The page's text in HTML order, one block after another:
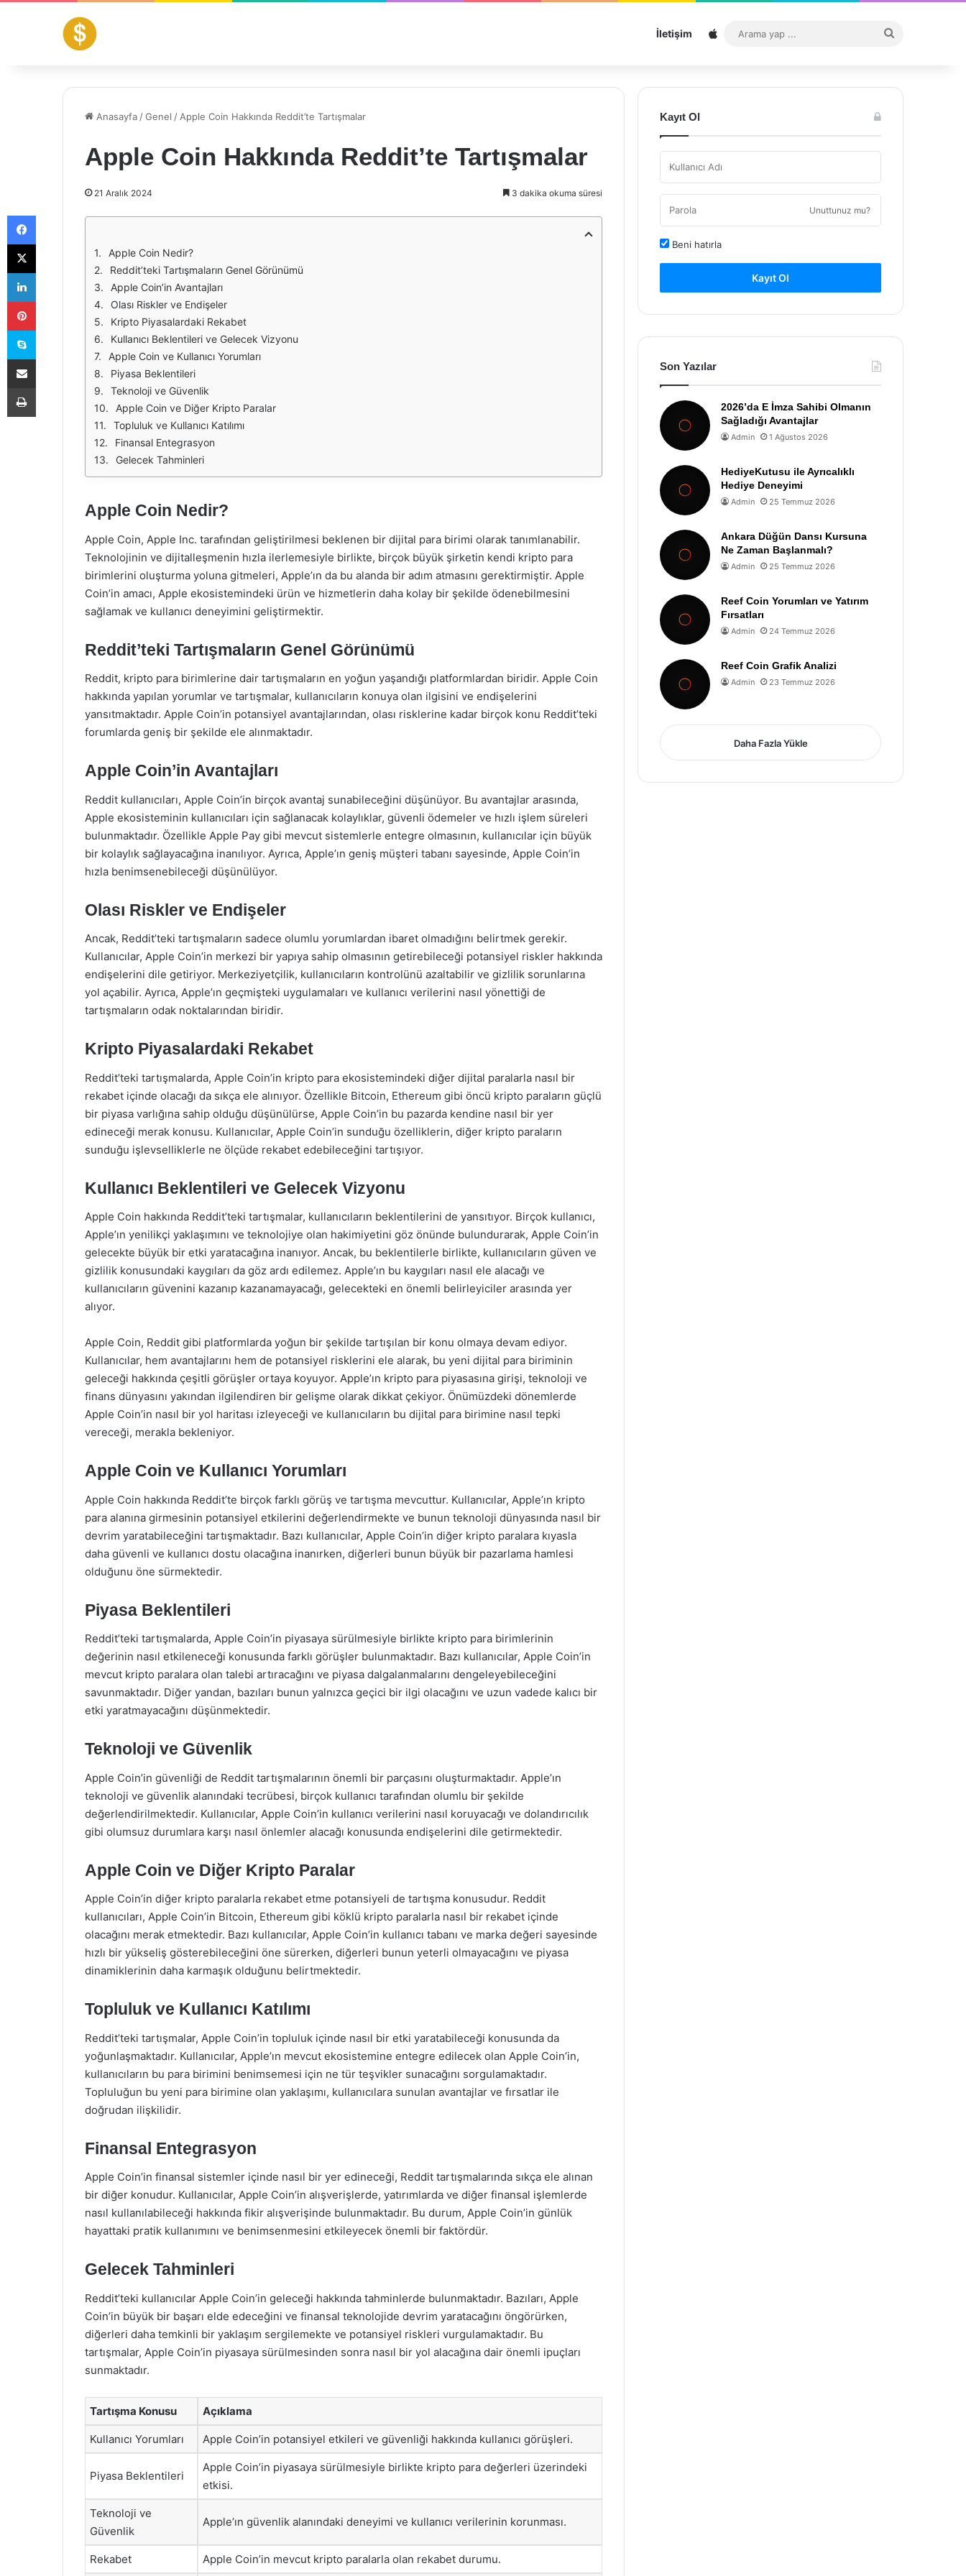
İletişim Sitemap
...
Anasayfa /Genel / Apple Coin Hakkında Reddit’te Tartışmalar
Apple Coin Hakkında Reddit’te Tartışmalar
21 Aralık 2024 3 dakika okuma süresi
Apple Coin Nedir?
Reddit’teki Tartışmaların Genel Görünümü
Apple Coin’in Avantajları
Olası Riskler ve Endişeler
Kripto Piyasalardaki Rekabet
Kullanıcı Beklentileri ve Gelecek Vizyonu
Apple Coin ve Kullanıcı Yorumları
Piyasa Beklentileri
Teknoloji ve Güvenlik
Apple Coin ve Diğer Kripto Paralar
Topluluk ve Kullanıcı Katılımı
Finansal Entegrasyon
Gelecek Tahminleri
Apple Coin Nedir?
Apple Coin, Apple Inc. tarafından geliştirilmesi beklenen bir dijital para birimi olarak tanımlanabilir.
Teknolojinin ve dijitalleşmenin hızla ilerlemesiyle birlikte, birçok büyük şirketin kendi kripto para
birimlerini oluşturma yoluna gitmeleri, Apple’ın da bu alanda bir adım atmasını gerektirmiştir. Apple
Coin’in amacı, Apple ekosistemindeki ürün ve hizmetlerin daha kolay bir şekilde ödenebilmesini
sağlamak ve kullanıcı deneyimini geliştirmektir.
Reddit’teki Tartışmaların Genel Görünümü
Reddit, kripto para birimlerine dair tartışmaların en yoğun yaşandığı platformlardan biridir. Apple Coin
hakkında yapılan yorumlar ve tartışmalar, kullanıcıların konuya olan ilgisini ve endişelerini
yansıtmaktadır. Apple Coin’in potansiyel avantajlarından, olası risklerine kadar birçok konu Reddit’teki
forumlarda geniş bir şekilde ele alınmaktadır.
Apple Coin’in Avantajları
Reddit kullanıcıları, Apple Coin’in birçok avantaj sunabileceğini düşünüyor. Bu avantajlar arasında,
Apple ekosisteminin kullanıcıları için sağlanacak kolaylıklar, güvenli ödemeler ve hızlı işlem süreleri
bulunmaktadır. Özellikle Apple Pay gibi mevcut sistemlerle entegre olmasının, kullanıcılar için büyük
bir kolaylık sağlayacağına inanılıyor. Ayrıca, Apple’ın geniş müşteri tabanı sayesinde, Apple Coin’in
hızla benimsenebileceği düşünülüyor.
Olası Riskler ve Endişeler
Ancak, Reddit’teki tartışmaların sadece olumlu yorumlardan ibaret olmadığını belirtmek gerekir.
Kullanıcılar, Apple Coin’in merkezi bir yapıya sahip olmasının getirebileceği potansiyel riskler hakkında
endişelerini dile getiriyor. Merkeziyetçilik, kullanıcıların kontrolünü azaltabilir ve gizlilik sorunlarına
yol açabilir. Ayrıca, Apple’ın geçmişteki uygulamaları ve kullanıcı verilerini nasıl yönettiği de
tartışmaların odak noktalarından biridir.
Kripto Piyasalardaki Rekabet
Reddit’teki tartışmalarda, Apple Coin’in kripto para ekosistemindeki diğer dijital paralarla nasıl bir
rekabet içinde olacağı da sıkça ele alınıyor. Özellikle Bitcoin, Ethereum gibi öncü kripto paraların güçlü
bir piyasa varlığına sahip olduğu düşünülürse, Apple Coin’in bu pazarda kendine nasıl bir yer
edineceği merak konusu. Kullanıcılar, Apple Coin’in sunduğu özelliklerin, diğer kripto paraların
sunduğu işlevselliklerle ne ölçüde rekabet edebileceğini tartışıyor.
Kullanıcı Beklentileri ve Gelecek Vizyonu
Apple Coin hakkında Reddit’teki tartışmalar, kullanıcıların beklentilerini de yansıtıyor. Birçok kullanıcı,
Apple’ın yenilikçi yaklaşımını ve teknolojiye olan hakimiyetini göz önünde bulundurarak, Apple Coin’in
gelecekte büyük bir etki yaratacağına inanıyor. Ancak, bu beklentilerle birlikte, kullanıcıların güven ve
gizlilik konusundaki kaygıları da göz ardı edilemez. Apple’ın bu kaygıları nasıl ele alacağı ve
kullanıcıların güvenini kazanıp kazanamayacağı, gelecekteki en önemli belirleyiciler arasında yer
alıyor.
Apple Coin, Reddit gibi platformlarda yoğun bir şekilde tartışılan bir konu olmaya devam ediyor.
Kullanıcılar, hem avantajlarını hem de potansiyel risklerini ele alarak, bu yeni dijital para biriminin
geleceği hakkında çeşitli görüşler ortaya koyuyor. Apple’ın kripto para piyasasına girişi, teknoloji ve
finans dünyasını yakından ilgilendiren bir gelişme olarak dikkat çekiyor. Önümüzdeki dönemlerde
Apple Coin’in nasıl bir yol haritası izleyeceği ve kullanıcıların bu dijital para birimine nasıl tepki
vereceği, merakla bekleniyor.
Apple Coin ve Kullanıcı Yorumları
Apple Coin hakkında Reddit’te birçok farklı görüş ve tartışma mevcuttur. Kullanıcılar, Apple’ın kripto
para alanına girmesinin potansiyel etkilerini değerlendirmekte ve bunun teknoloji dünyasında nasıl bir
devrim yaratabileceğini tartışmaktadır. Bazı kullanıcılar, Apple Coin’in diğer kripto paralara kıyasla
daha güvenli ve kullanıcı dostu olacağına inanırken, diğerleri bunun büyük bir pazarlama hamlesi
olduğunu öne sürmektedir.
Piyasa Beklentileri
Reddit’teki tartışmalarda, Apple Coin’in piyasaya sürülmesiyle birlikte kripto para birimlerinin
değerinin nasıl etkileneceği konusunda farklı görüşler bulunmaktadır. Bazı kullanıcılar, Apple Coin’in
mevcut kripto paralara olan talebi artıracağını ve piyasa dalgalanmalarını dengeleyebileceğini
savunmaktadır. Diğer yandan, bazıları bunun yalnızca geçici bir ilgi olacağını ve uzun vadede kalıcı bir
etki yaratmayacağını düşünmektedir.
Teknoloji ve Güvenlik
Apple Coin’in güvenliği de Reddit tartışmalarının önemli bir parçasını oluşturmaktadır. Apple’ın
teknoloji ve güvenlik alanındaki tecrübesi, birçok kullanıcı tarafından olumlu bir şekilde
değerlendirilmektedir. Kullanıcılar, Apple Coin’in kullanıcı verilerini nasıl koruyacağı ve dolandırıcılık
gibi olumsuz durumlara karşı nasıl önlemler alacağı konusunda endişelerini dile getirmektedir.
Apple Coin ve Diğer Kripto Paralar
Apple Coin’in diğer kripto paralarla rekabet etme potansiyeli de tartışma konusudur. Reddit
kullanıcıları, Apple Coin’in Bitcoin, Ethereum gibi köklü kripto paralarla nasıl bir rekabet içinde
olacağını merak etmektedir. Bazı kullanıcılar, Apple Coin’in kullanıcı tabanı ve marka değeri sayesinde
hızlı bir yükseliş gösterebileceğini öne sürerken, diğerleri bunun yeterli olmayacağını ve piyasa
dinamiklerinin daha karmaşık olduğunu belirtmektedir.
Topluluk ve Kullanıcı Katılımı
Reddit’teki tartışmalar, Apple Coin’in topluluk içinde nasıl bir etki yaratabileceği konusunda da
yoğunlaşmaktadır. Kullanıcılar, Apple’ın mevcut ekosistemine entegre edilecek olan Apple Coin’in,
kullanıcıların bu para birimini benimsemesi için ne tür teşvikler sunacağını sorgulamaktadır.
Topluluğun bu yeni para birimine olan yaklaşımı, kullanıcılara sunulan avantajlar ve fırsatlar ile
doğrudan ilişkilidir.
Finansal Entegrasyon
Apple Coin’in finansal sistemler içinde nasıl bir yer edineceği, Reddit tartışmalarında sıkça ele alınan
bir diğer konudur. Kullanıcılar, Apple Coin’in alışverişlerde, yatırımlarda ve diğer finansal işlemlerde
nasıl kullanılabileceği hakkında fikir alışverişinde bulunmaktadır. Bu durum, Apple Coin’in günlük
hayattaki pratik kullanımını ve benimsenmesini etkileyecek önemli bir faktördür.
Gelecek Tahminleri
Reddit’teki kullanıcılar Apple Coin’in geleceği hakkında tahminlerde bulunmaktadır. Bazıları, Apple
Coin’in büyük bir başarı elde edeceğini ve finansal teknolojide devrim yaratacağını öngörürken,
diğerleri daha temkinli bir yaklaşım sergilemekte ve potansiyel riskleri vurgulamaktadır. Bu
tartışmalar, Apple Coin’in piyasaya sürülmesinden sonra nasıl bir yol alacağına dair önemli ipuçları
sunmaktadır.
Tartışma Konusu Açıklama
Kullanıcı Yorumları Apple Coin’in potansiyel etkileri ve güvenliği hakkında kullanıcı görüşleri.
Piyasa Beklentileri
Apple Coin’in piyasaya sürülmesiyle birlikte kripto para değerleri üzerindeki
etkisi.
Teknoloji ve
Güvenlik
Apple’ın güvenlik alanındaki deneyimi ve kullanıcı verilerinin korunması.
Rekabet Apple Coin’in mevcut kripto paralarla olan rekabet durumu.
Kayıt Ol
Unuttunuz mu?
Beni hatırla
Kayıt Ol
Son Yazılar
2026’da E İmza Sahibi Olmanın
Sağladığı Avantajlar
Admin 1 Ağustos 2026
HediyeKutusu ile Ayrıcalıklı
Hediye Deneyimi
Admin 25 Temmuz 2026
Ankara Düğün Dansı Kursuna
Ne Zaman Başlanmalı?
Admin 25 Temmuz 2026
Reef Coin Yorumları ve Yatırım
Fırsatları
Admin 24 Temmuz 2026
Reef Coin Grafik Analizi
Admin 23 Temmuz 2026
Daha Fazla Yükle
Facebook
X
LinkedIn
Pinterest
Skype
E-Posta ile paylaş